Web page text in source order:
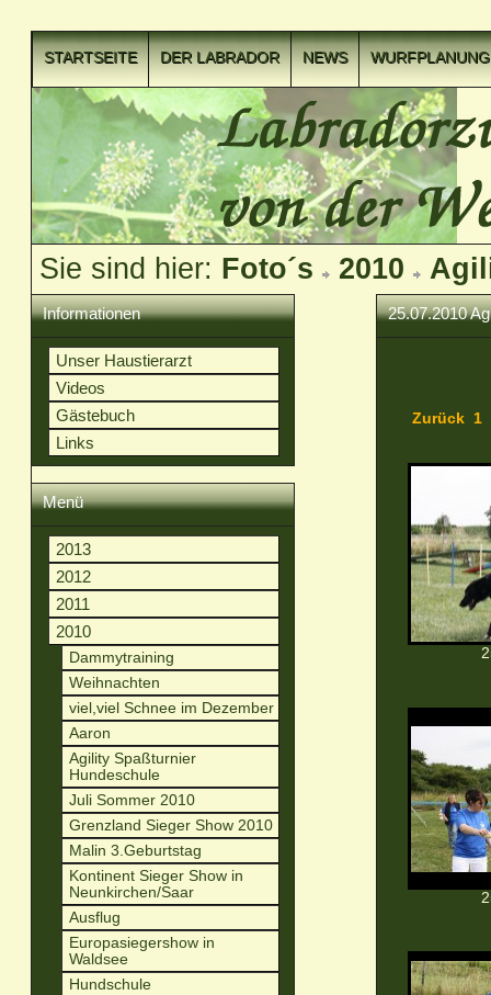
STARTSEITE DER LABRADOR NEWS WURFPLANUNG
VIDEOCLIPS
Sie sind hier: Foto´s 2010
25.07.2010
Zurück 1
Informationen
Unser Haustierarzt
Videos
Gästebuch
Links
Menü
2013
2012
2011
2010
Dammytraining
Weihnachten
viel,viel Schnee im Dezember
Aaron
Agility Spaßturnier
Hundeschule
Juli Sommer 2010
Grenzland Sieger Show 2010
Malin 3.Geburtstag
Kontinent Sieger Show in
Neunkirchen/Saar
Ausflug
Europasiegershow in
Waldsee
Hundschule